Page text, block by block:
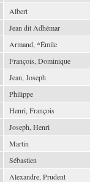
Albert
Jean dit Adhémar
Armand, *Émile
François, Dominique
Jean, Joseph
Philippe
Henri, François
Joseph, Henri
Martin
Sébastien
Alexandre, Prudent